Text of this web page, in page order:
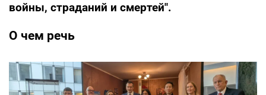
войны, страданий и смертей".
О чем речь